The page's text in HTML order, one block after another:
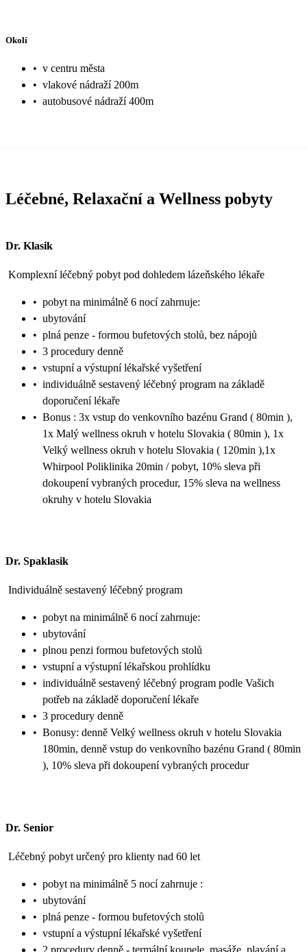
Okolí
• v centru města
• vlakové nádraží 200m
• autobusové nádraží 400m
Léčebné, Relaxační a Wellness pobyty
Dr. Klasik
Komplexní léčebný pobyt pod dohledem lázeňského lékaře
• pobyt na minimálně 6 nocí zahrnuje:
• ubytování
• plná penze - formou bufetových stolů, bez nápojů
• 3 procedury denně
• vstupní a výstupní lékařské vyšetření
• individuálně sestavený léčebný program na základě
doporučení lékaře
• Bonus : 3x vstup do venkovního bazénu Grand ( 80min ),
1x Malý wellness okruh v hotelu Slovakia ( 80min ), 1x
Velký wellness okruh v hotelu Slovakia ( 120min ),1x
Whirpool Poliklinika 20min / pobyt, 10% sleva při
dokoupení vybraných procedur, 15% sleva na wellness
okruhy v hotelu Slovakia
Dr. Spaklasik
Individuálně sestavený léčebný program
• pobyt na minimálně 6 nocí zahrnuje:
• ubytování
• plnou penzi formou bufetových stolů
• vstupní a výstupní lékařskou prohlídku
• individuálně sestavený léčebný program podle Vašich
potřeb na základě doporučení lékaře
• 3 procedury denně
• Bonusy: denně Velký wellness okruh v hotelu Slovakia
180min, denně vstup do venkovního bazénu Grand ( 80min
), 10% sleva při dokoupení vybraných procedur
Dr. Senior
Léčebný pobyt určený pro klienty nad 60 let
• pobyt na minimálně 5 nocí zahrnuje :
• ubytování
• plná penze - formou bufetových stolů
• vstupní a výstupní lékařské vyšetření
• 2 procedury denně - termální koupele, masáže, plavání a